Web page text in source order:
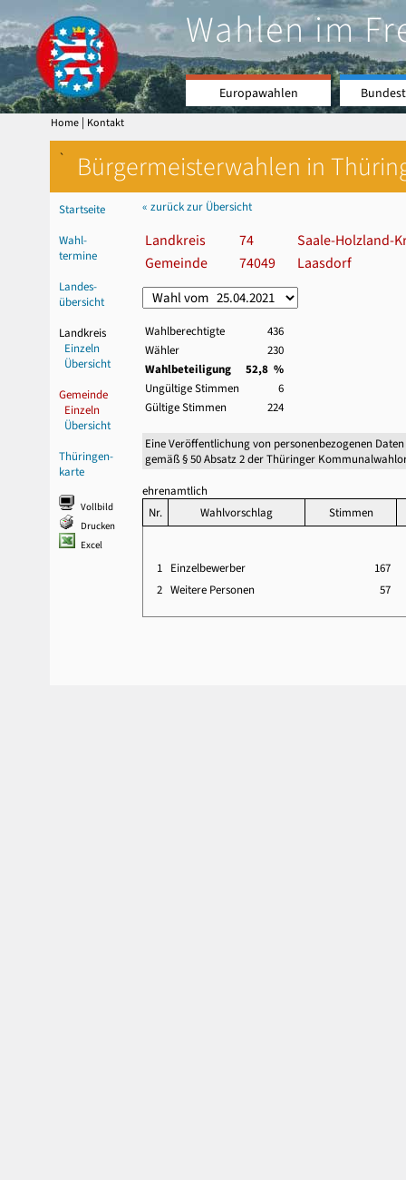
Wahlen im
Europawahlen
Home | Kontakt
` Bürgermeisterwahlen in
Startseite
Wahl-
termine
Landes-
übersicht
Landkreis
Einzeln
Übersicht
Gemeinde
Einzeln
Übersicht
Thüringen-
karte
Vollbild
Drucken
Excel
« zurück zur Übersicht
Landkreis 74
Saale-Holzland-
Gemeinde
74049 Laasdorf
Wahlberechtigte
436
Wähler
230
Wahlbeteiligung
52,8 %
Ungültige Stimmen
6
Gültige Stimmen
224
Eine Veröffentlichung von personenbezogenen
gemäß § 50 Absatz 2 der Thüringer
ehrenamtlich
Nr.
Wahlvorschlag Stimmen
1 Einzelbewerber
167
2 Weitere Personen 57